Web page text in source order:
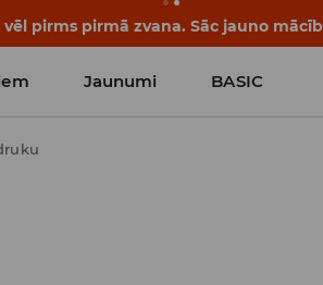
vēl pirms pirmā zvana. Sāc jauno
Jaunumi BASIC